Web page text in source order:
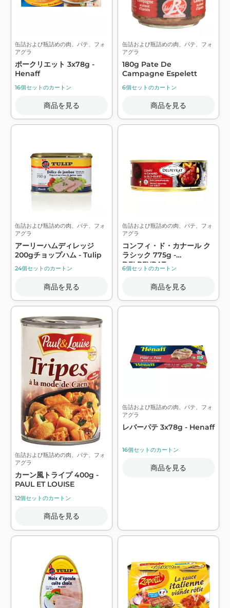
缶詰および瓶詰めの肉、パテ、フォ
アグラ
ポークリエット 3x78g -
Henaff
16個セットのカートン
商品を見る
缶詰および瓶詰めの肉、パテ、フォ
アグラ
180g Pate De
Campagne Espelett
6個セットのカートン
商品を見る
缶詰および瓶詰めの肉、パテ、フォ
アグラ
アーリーハムディレッジ
200gチョップハム - Tulip
24個セットのカートン
商品を見る
缶詰および瓶詰めの肉、パテ、フォ
アグラ
コンフィ・ド・カナール ク
ラシック 775g -
DELPEYRAT
6個セットのカートン
商品を見る
缶詰および瓶詰めの肉、パテ、フォ
アグラ
カーン風トライプ 400g -
PAUL ET LOUISE
12個セットのカートン
商品を見る
缶詰および瓶詰めの肉、パテ、フォ
アグラ
レバーパテ 3x78g - Henaff
16個セットのカートン
商品を見る